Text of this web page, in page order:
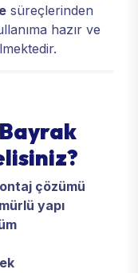
süreçlerinden
hazır ve
çözümü
yapı